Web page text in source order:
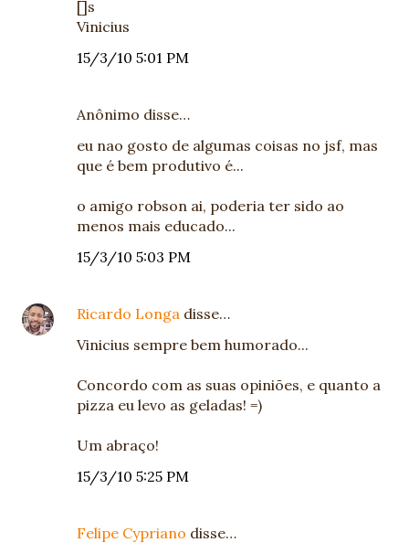
[]s
Vinicius
15/3/10 5:01 PM
Anônimo disse…
eu nao gosto de algumas coisas no jsf, mas
que é bem produtivo é...
o amigo robson ai, poderia ter sido ao
menos mais educado...
15/3/10 5:03 PM
Ricardo Longa disse…
Vinicius sempre bem humorado...
Concordo com as suas opiniões, e quanto a
pizza eu levo as geladas! =)
Um abraço!
15/3/10 5:25 PM
Felipe Cypriano disse…